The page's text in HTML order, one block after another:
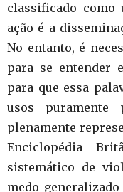
classificado como
ação é a
No entanto, é
para se entender
para que essa
usos puramente
plenamente
Enciclopédia
sistemático de
medo